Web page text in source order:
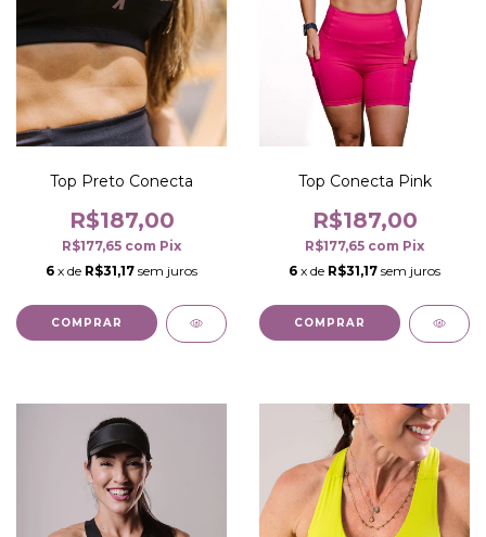
Top Preto Conecta
R$187,00
R$177,65 com Pix
6 x de R$31,17 sem juros
COMPRAR
Top Conecta Pink
R$187,00
R$177,65 com Pix
6 x de R$31,17 sem juros
COMPRAR